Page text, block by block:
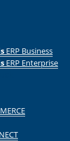
ERP Business
ERP Enterprise